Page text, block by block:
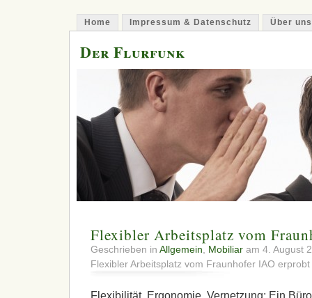
Home Impressum & Datenschutz Über uns
Der Flurfunk
Flexibler Arbeitsplatz vom
Geschrieben in Allgemein Mobiliar am 4. August
Flexibler Arbeitsplatz vom Fraunhofer IAO erprobt